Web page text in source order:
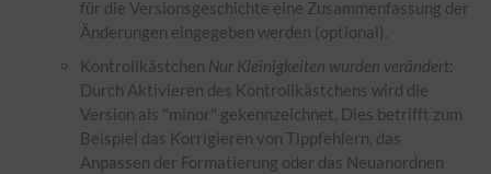
für die Versionsgeschichte eine Zusammenfassung der
Änderungen eingegeben werden (optional).
Kontrollkästchen Nur Kleinigkeiten wurden verändert:
Durch Aktivieren des Kontrollkästchens wird die
Version als "minor" gekennzeichnet. Dies betrifft zum
Beispiel das Korrigieren von Tippfehlern, das
Anpassen der Formatierung oder das Neuanordnen